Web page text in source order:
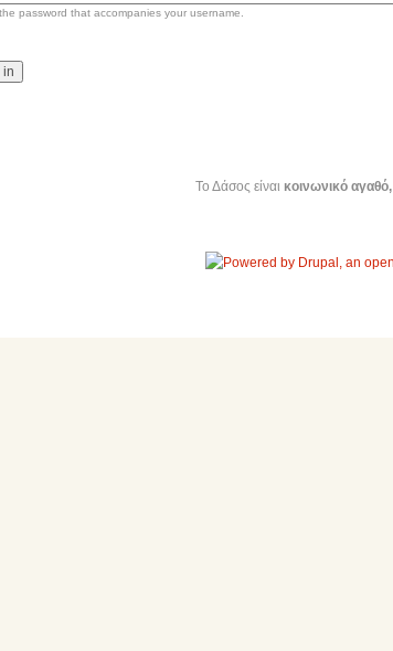
password that accompanies your username.
Το Δάσος είναι κοινωνικό αγαθό,